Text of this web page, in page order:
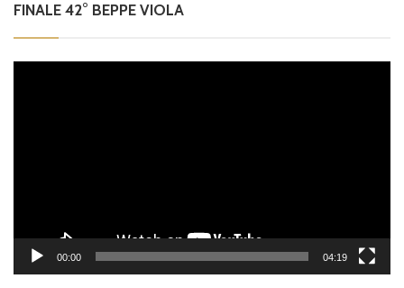
FINALE 42° BEPPE VIOLA
00:00 04:19